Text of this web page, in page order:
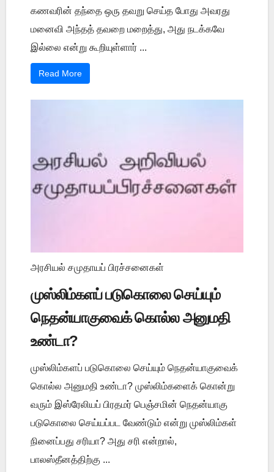
கணவரின் தந்தை ஒரு தவறு செய்த போது அவரது
மனைவி அந்தத் தவறை மறைத்து, அது நடக்கவே
இல்லை என்று கூறியுள்ளார் ...
Read More
அரசியல் சமுதாயப் பிரச்சனைகள்
முஸ்லிம்களப் படுகொலை செய்யும்
நெதன்யாகுவைக் கொல்ல அனுமதி
உண்டா?
முஸ்லிம்களப் படுகொலை செய்யும் நெதன்யாகுவைக்
கொல்ல அனுமதி உண்டா? முஸ்லிம்களைக் கொன்று
வரும் இஸ்ரேலியப் பிரதமர் பெஞ்சமின் நெதன்யாகு
படுகொலை செய்யப்பட வேண்டும் என்று முஸ்லிம்கள்
நினைப்பது சரியா? அது சரி என்றால்,
பாலஸ்தீனத்திற்கு ...